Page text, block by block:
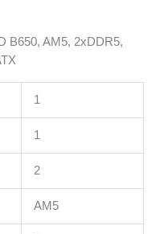
B650, AM5, 2xDDR5,
1
1
2
AM5